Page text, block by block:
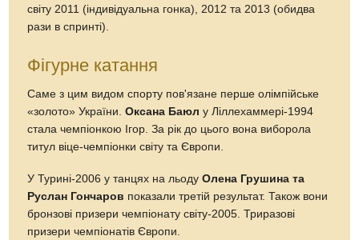
світу 2011 (індивідуальна гонка), 2012 та 2013 (обидва
рази в спринті).
Фігурне катання
Саме з цим видом спорту пов'язане перше олімпійське
«золото» України.Оксана Баюл у Ліллехаммері-1994
стала чемпіонкою Ігор. За рік до цього вона виборола
титул віце-чемпіонки світу та Європи.
У Турині-2006 у танцях на льодуОлена Грушина та
Руслан Гончаров показали третій результат. Також вони
бронзові призери чемпіонату світу-2005. Триразові
призери чемпіонатів Європи.